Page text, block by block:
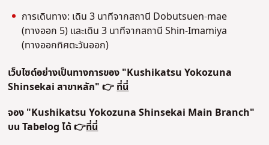
การเดินทาง: เดิน 3 นาทีจากสถานี Dobutsuen-mae
(ทางออก 5) และเดิน 3 นาทีจากสถานี Shin-Imamiya
(ทางออกทิศตะวันออก)
เว็บไซต์อย่างเป็นทางการของ "Kushikatsu Yokozuna
Shinsekai สาขาหลัก" 👉ที่นี่
จอง "Kushikatsu Yokozuna Shinsekai Main Branch"
บน Tabelog ได้ 👉ที่นี่